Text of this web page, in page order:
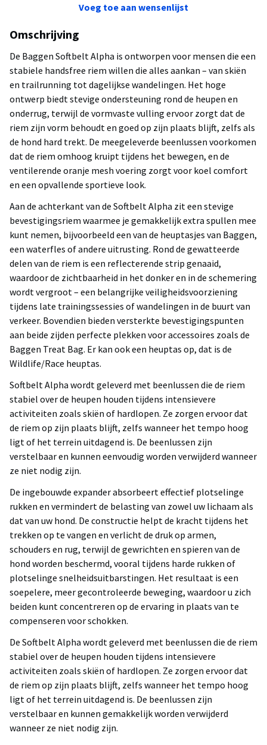
Voeg toe aan wensenlijst
Omschrijving
De Baggen Softbelt Alpha is ontworpen voor mensen die een
stabiele handsfree riem willen die alles aankan – van skiën
en trailrunning tot dagelijkse wandelingen. Het hoge
ontwerp biedt stevige ondersteuning rond de heupen en
onderrug, terwijl de vormvaste vulling ervoor zorgt dat de
riem zijn vorm behoudt en goed op zijn plaats blijft, zelfs als
de hond hard trekt. De meegeleverde beenlussen voorkomen
dat de riem omhoog kruipt tijdens het bewegen, en de
ventilerende oranje mesh voering zorgt voor koel comfort
en een opvallende sportieve look.
Aan de achterkant van de Softbelt Alpha zit een stevige
bevestigingsriem waarmee je gemakkelijk extra spullen mee
kunt nemen, bijvoorbeeld een van de heuptasjes van Baggen,
een waterfles of andere uitrusting. Rond de gewatteerde
delen van de riem is een reflecterende strip genaaid,
waardoor de zichtbaarheid in het donker en in de schemering
wordt vergroot – een belangrijke veiligheidsvoorziening
tijdens late trainingssessies of wandelingen in de buurt van
verkeer. Bovendien bieden versterkte bevestigingspunten
aan beide zijden perfecte plekken voor accessoires zoals de
Baggen Treat Bag. Er kan ook een heuptas op, dat is de
Wildlife/Race heuptas.
Softbelt Alpha wordt geleverd met beenlussen die de riem
stabiel over de heupen houden tijdens intensievere
activiteiten zoals skiën of hardlopen. Ze zorgen ervoor dat
de riem op zijn plaats blijft, zelfs wanneer het tempo hoog
ligt of het terrein uitdagend is. De beenlussen zijn
verstelbaar en kunnen eenvoudig worden verwijderd wanneer
ze niet nodig zijn.
De ingebouwde expander absorbeert effectief plotselinge
rukken en vermindert de belasting van zowel uw lichaam als
dat van uw hond. De constructie helpt de kracht tijdens het
trekken op te vangen en verlicht de druk op armen,
schouders en rug, terwijl de gewrichten en spieren van de
hond worden beschermd, vooral tijdens harde rukken of
plotselinge snelheidsuitbarstingen. Het resultaat is een
soepelere, meer gecontroleerde beweging, waardoor u zich
beiden kunt concentreren op de ervaring in plaats van te
compenseren voor schokken.
De Softbelt Alpha wordt geleverd met beenlussen die de riem
stabiel over de heupen houden tijdens intensievere
activiteiten zoals skiën of hardlopen. Ze zorgen ervoor dat
de riem op zijn plaats blijft, zelfs wanneer het tempo hoog
ligt of het terrein uitdagend is. De beenlussen zijn
verstelbaar en kunnen gemakkelijk worden verwijderd
wanneer ze niet nodig zijn.